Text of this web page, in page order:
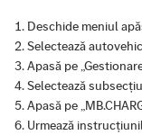
Deschide meniul
Selectează
Apasă pe
Selectează
Apasă pe
Urmează